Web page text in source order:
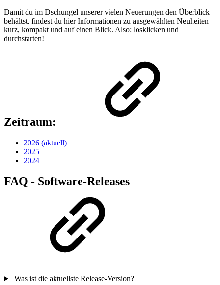
Damit du im Dschungel unserer vielen Neuerungen den Überblick
behältst, findest du hier Informationen zu ausgewählten Neuheiten
kurz, kompakt und auf einen Blick. Also: losklicken und
durchstarten!
Zeitraum:
2026 (aktuell)
2025
2024
FAQ - Software-Releases
Was ist die aktuellste Release-Version?